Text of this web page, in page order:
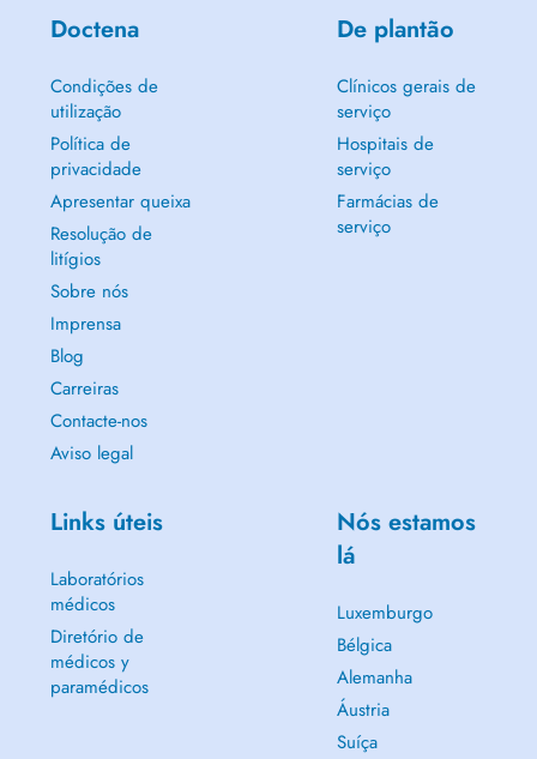
Doctena
Condições de
utilização
Política de
privacidade
Apresentar queixa
Resolução de
litígios
Sobre nós
Imprensa
Blog
Carreiras
Contacte-nos
Aviso legal
De plantão
Clínicos gerais de
serviço
Hospitais de
serviço
Farmácias de
serviço
Links úteis
Laboratórios
médicos
Diretório de
médicos y
paramédicos
Nós estamos
lá
Luxemburgo
Bélgica
Alemanha
Áustria
Suíça